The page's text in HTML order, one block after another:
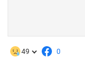
49 0